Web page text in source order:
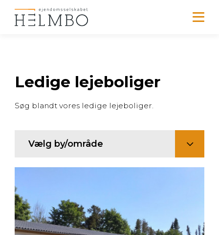
Ledige lejeboliger
Søg blandt vores ledige lejeboliger.